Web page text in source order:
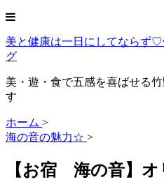
美と健康は一日にしてならず
グ
美・遊・食で五感を喜ばせる
す
ホーム >
海の音の魅力☆ >
【お宿 海の音】